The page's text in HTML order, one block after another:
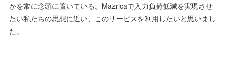
かを常に念頭に置いている。Mazricaで入力負荷低減を実現させ
たい私たちの思想に近い、このサービスを利用したいと思いまし
た。